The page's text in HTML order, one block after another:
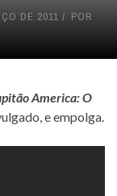
DE 2011
POR
America: O
e empolga.